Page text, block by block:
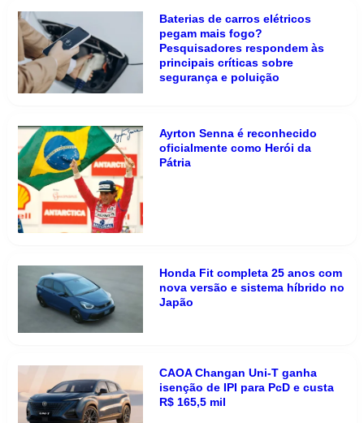
Baterias de carros elétricos
pegam mais fogo?
Pesquisadores respondem às
principais críticas sobre
segurança e poluição
Ayrton Senna é reconhecido
oficialmente como Herói da
Pátria
Honda Fit completa 25 anos com
nova versão e sistema híbrido no
Japão
CAOA Changan Uni-T ganha
isenção de IPI para PcD e custa
R$ 165,5 mil